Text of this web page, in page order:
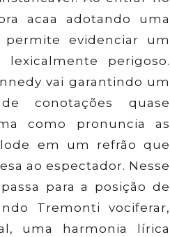
acaa adotando uma
evidenciar um
perigoso.
vai garantindo um
conotações quase
como pronuncia as
em um refrão que
ao espectador. Nesse
para a posição de
Tremonti vociferar,
uma harmonia lírica